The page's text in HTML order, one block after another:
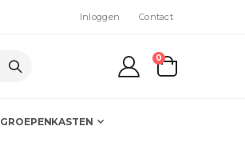
Inloggen Contact
kar
0producten
GROEPENKASTEN